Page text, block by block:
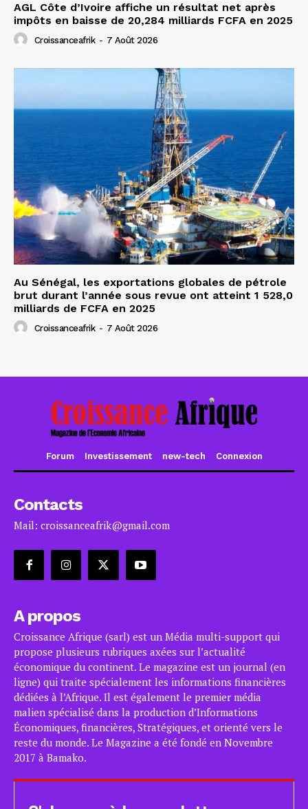
AGL Côte d’Ivoire affiche un résultat net après
impôts en baisse de 20,284 milliards FCFA en 2025
Croissanceafrik - 7 Août 2026
Au Sénégal, les exportations globales de pétrole
brut durant l’année sous revue ont atteint 1 528,0
milliards de FCFA en 2025
Croissanceafrik - 7 Août 2026
Forum Investissement new-tech Connexion
Contacts
Mail: croissanceafrik@gmail.com
A propos
Croissance Afrique (sarl) est un Média multi-support qui
propose plusieurs rubriques axées sur l’actualité
économique du continent. Le magazine est un journal (en
ligne) qui traite spécialement les informations financières
dédiées à l’Afrique. Il est également le premier média
malien spécialisé dans la production d’Informations
Économiques, financières, Stratégiques, et orienté vers le
reste du monde. Le Magazine a été fondé en Novembre
2017 à Bamako.